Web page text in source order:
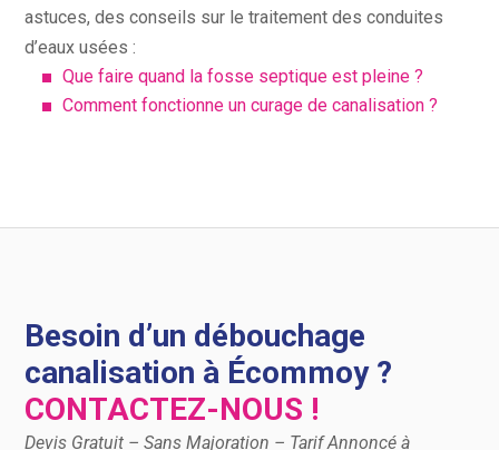
astuces, des conseils sur le traitement des conduites
d’eaux usées :
Que faire quand la fosse septique est pleine ?
Comment fonctionne un curage de canalisation ?
Besoin d’un débouchage
canalisation à Écommoy ?
CONTACTEZ-NOUS !
Devis Gratuit – Sans Majoration – Tarif Annoncé à